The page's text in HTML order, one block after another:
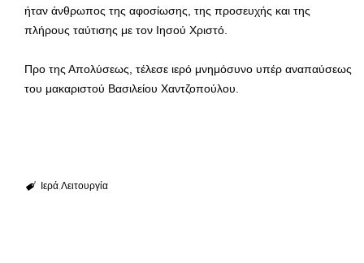
ήταν άνθρωπος της αφοσίωσης, της προσευχής και της
πλήρους ταύτισης με τον Ιησού Χριστό.
Προ της Απολύσεως, τέλεσε ιερό μνημόσυνο υπέρ αναπαύσεως
του μακαριστού Βασιλείου Χαντζοπούλου.
Ιερά Λειτουργία